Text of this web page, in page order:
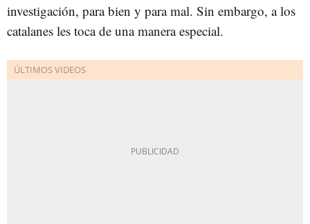
investigación, para bien y para mal. Sin embargo, a los
catalanes les toca de una manera especial.